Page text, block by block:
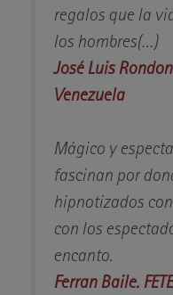
regalos que la
los hombres(…)
José Luis
Venezuela
Mágico y
fascinan por
hipnotizados
con los
encanto.
Ferran Baile.